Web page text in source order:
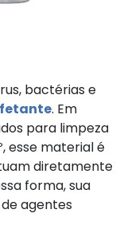
bactérias e
. Em
para limpeza
esse material é
diretamente
forma, sua
agentes